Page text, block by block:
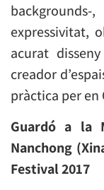
expressivitat,
acurat
creador
pràctica per en
Guardó a la
Nanchong
Festival 2017